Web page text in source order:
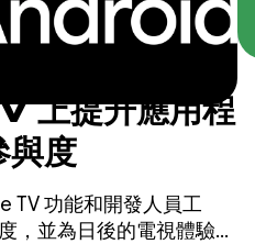
上提升應用程
與度
TV 功能和開發人員工
，並為日後的電視體驗做